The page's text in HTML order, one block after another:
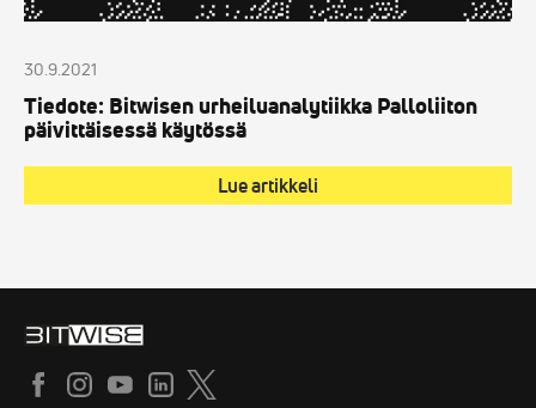
30.9.2021
Tiedote: Bitwisen urheiluanalytiikka Palloliiton
päivittäisessä käytössä
Lue artikkeli
Sähköpostiosoite